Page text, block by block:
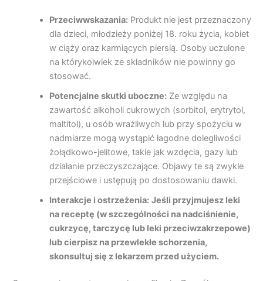
Przeciwwskazania:Produkt nie jest przeznaczony
dla dzieci, młodzieży poniżej 18. roku życia, kobiet
w ciąży oraz karmiących piersią. Osoby uczulone
na którykolwiek ze składników nie powinny go
stosować.
Potencjalne skutki uboczne:Ze względu na
zawartość alkoholi cukrowych (sorbitol, erytrytol,
maltitol), u osób wrażliwych lub przy spożyciu w
nadmiarze mogą wystąpić łagodne dolegliwości
żołądkowo-jelitowe, takie jak wzdęcia, gazy lub
działanie przeczyszczające. Objawy te są zwykle
przejściowe i ustępują po dostosowaniu dawki.
Interakcje i ostrzeżenia: Jeśli przyjmujesz leki
na receptę (w szczególności na nadciśnienie,
cukrzycę, tarczycę lub leki przeciwzakrzepowe)
lub cierpisz na przewlekłe schorzenia,
skonsultuj się z lekarzem przed użyciem.